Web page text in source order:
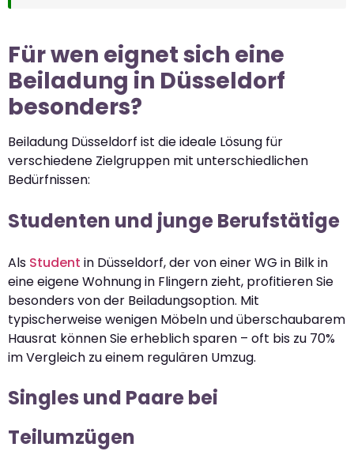
Für wen eignet sich eine
Beiladung in Düsseldorf
besonders?
Beiladung Düsseldorf ist die ideale Lösung für
verschiedene Zielgruppen mit unterschiedlichen
Bedürfnissen:
Studenten und junge Berufstätige
Als Student in Düsseldorf, der von einer WG in Bilk in
eine eigene Wohnung in Flingern zieht, profitieren Sie
besonders von der Beiladungsoption. Mit
typischerweise wenigen Möbeln und überschaubarem
Hausrat können Sie erheblich sparen – oft bis zu 70%
im Vergleich zu einem regulären Umzug.
Singles und Paare bei
Teilumzügen